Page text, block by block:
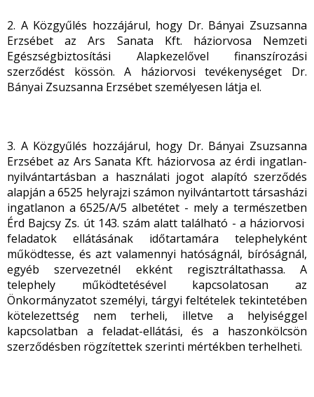
2. A Közgyűlés hozzájárul, hogy Dr. Bányai Zsuzsanna
Erzsébet az Ars Sanata Kft. háziorvosa Nemzeti
Egészségbiztosítási Alapkezelővel finanszírozási
szerződést kössön. A háziorvosi tevékenységet Dr.
Bányai Zsuzsanna Erzsébet személyesen látja el.
3. A Közgyűlés hozzájárul, hogy Dr. Bányai Zsuzsanna
Erzsébet az Ars Sanata Kft. háziorvosa az érdi ingatlan-
nyilvántartásban a használati jogot alapító szerződés
alapján a 6525 helyrajzi számon nyilvántartott társasházi
ingatlanon a 6525/A/5 albetétet - mely a természetben
Érd Bajcsy Zs. út 143. szám alatt található - a háziorvosi
feladatok ellátásának időtartamára telephelyként
működtesse, és azt valamennyi hatóságnál, bíróságnál,
egyéb szervezetnél ekként regisztráltathassa. A
telephely működtetésével kapcsolatosan az
Önkormányzatot személyi, tárgyi feltételek tekintetében
kötelezettség nem terheli, illetve a helyiséggel
kapcsolatban a feladat-ellátási, és a haszonkölcsön
szerződésben rögzítettek szerinti mértékben terhelheti.